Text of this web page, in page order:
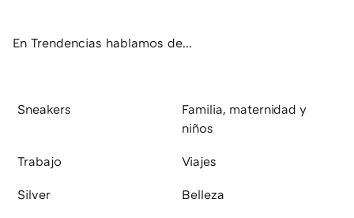
En Trendencias hablamos de...
Sneakers
Familia, maternidad y
niños
Trabajo Viajes
Silver Belleza